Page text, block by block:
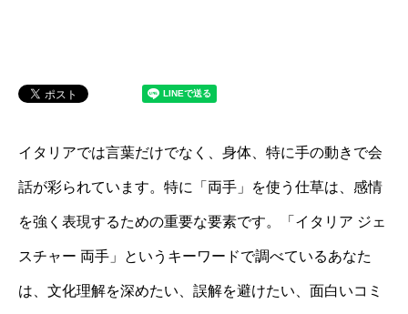
イタリアでは言葉だけでなく、身体、特に手の動きで会
話が彩られています。特に「両手」を使う仕草は、感情
を強く表現するための重要な要素です。「イタリア ジェ
スチャー 両手」というキーワードで調べているあなた
は、文化理解を深めたい、誤解を避けたい、面白いコミ